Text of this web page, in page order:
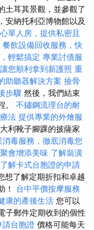
土耳其景觀，並參觀了
安納托利亞博物館以及
單人房，提供私密且
餐飲設備回收服務，快
輕鬆搞定 專業討債服
您順利拿到新護照 重
助聽器解決方案 撿骨
步驟 然後，我們結束
。 不鏽鋼流理台的耐
法 提供專業的外燴服
利靴子腳踝的披薩家
消毒服務，徹底消毒您
會增添美味 了解裝潢
了解卡式台胞證的申請
想了解定期折扣和卓越
！ 台中平價按摩服務
康的產後生活 您可以
子郵件定期收到的個性
請台胞證 價格可能每天